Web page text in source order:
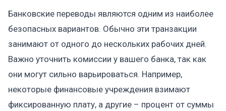
Банковские переводы являются одним из наиболее
безопасных вариантов. Обычно эти транзакции
занимают от одного до нескольких рабочих дней.
Важно уточнить комиссии у вашего банка, так как
они могут сильно варьироваться. Например,
некоторые финансовые учреждения взимают
фиксированную плату, а другие – процент от суммы